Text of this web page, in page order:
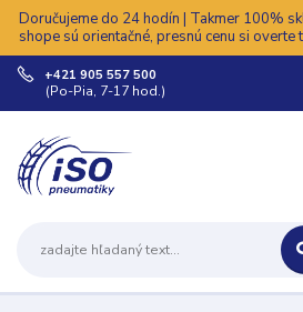
Doručujeme do 24 hodín | Takmer 100%
shope sú orientačné, presnú cenu si
+421 905 557 500
(Po-Pia, 7-17 hod.)